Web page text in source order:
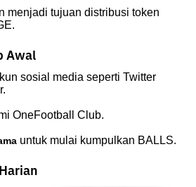
menjadi tujuan distribusi token
Awal
sosial media seperti Twitter
OneFootball Club.
untuk mulai kumpulkan BALLS.